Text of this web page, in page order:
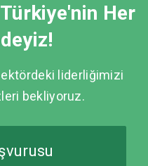
Her
liderliğimizi
bekliyoruz.